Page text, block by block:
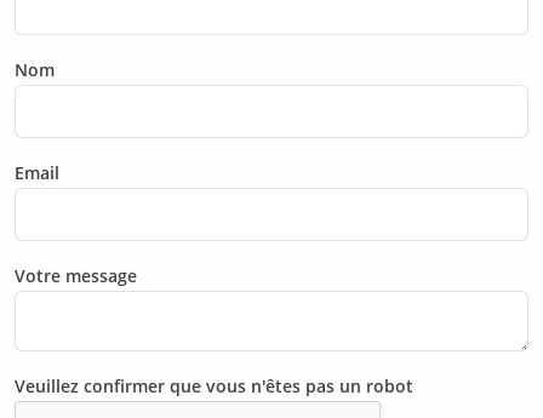
Nom
Email
Votre message
Veuillez confirmer que vous n'êtes pas un robot